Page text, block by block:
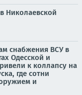
Николаевской
снабжения ВСУ в
Одесской и
к коллапсу на
где сотни
и